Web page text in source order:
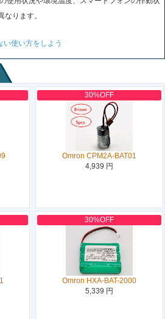
ります。
い使い方をしよう
30%OFF
Omron CPM2A-BAT01
4,939 円
30%OFF
Omron HXA-BAT-2000
5,339 円